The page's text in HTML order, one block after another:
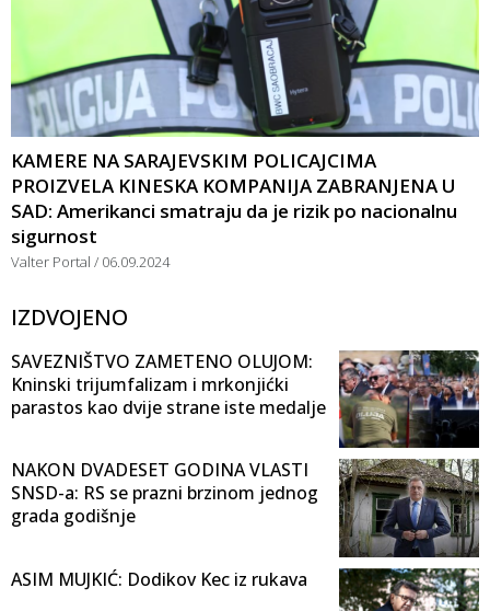
KAMERE NA SARAJEVSKIM POLICAJCIMA
PROIZVELA KINESKA KOMPANIJA ZABRANJENA U
SAD: Amerikanci smatraju da je rizik po nacionalnu
sigurnost
Valter Portal 06.09.2024
IZDVOJENO
SAVEZNIŠTVO ZAMETENO OLUJOM:
Kninski trijumfalizam i mrkonjićki
parastos kao dvije strane iste medalje
NAKON DVADESET GODINA VLASTI
SNSD-a: RS se prazni brzinom jednog
grada godišnje
ASIM MUJKIĆ: Dodikov Kec iz rukava